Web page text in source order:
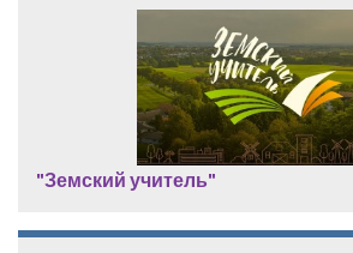
"Земский учитель"